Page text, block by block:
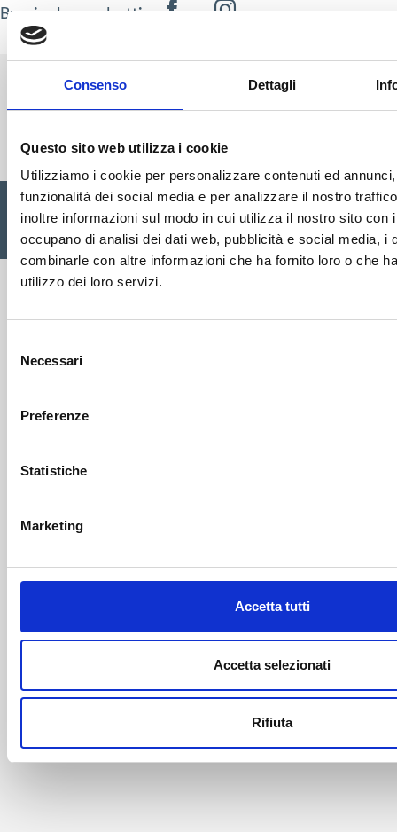
Consenso Dettagli
Questo sito web utilizza i cookie
Utilizziamo i cookie per personalizzare contenuti ed
funzionalità dei social media e per analizzare il nostro
inoltre informazioni sul modo in cui utilizza il nostro sito con
occupano di analisi dei dati web, pubblicità e social media, i
combinarle con altre informazioni che ha fornito loro o che
utilizzo dei loro servizi.
delNecessari
Preferenze
Statistiche
Marketing
Accetta tutti
Accetta selezionati
Rifiuta
By nicola.zambotti
Cisalfa Sport SpA Via Boccea, 496 - 00166 Roma C.F. P.IVA.
05352580962 Registro imprese Roma n. 1156390 Cap. sociale
€ 28.353.142,00 I.V. |Privacy Policy|Cookie |Credits